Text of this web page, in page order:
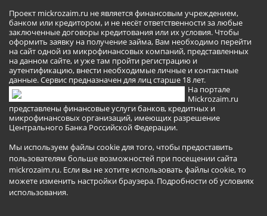
Проект mickrozaim.ru не является финансовым учреждением,
банком или кредитором, и не несёт ответственности за любые
заключенные договоры кредитования или их условия. Чтобы
оформить заявку на получение займа, Вам необходимо перейти
на сайт одной из микрофинансовых компаний, представленных
на данном сайте, и уже там пройти регистрацию и
аутентификацию, внести необходимые личные и контактные
данные. Сервис предназначен для лиц старше 18 лет.
На портале
Mickrozaim.ru
представлены финансовые услуги банков, кредитных и
микрофинансовых организаций, имеющих разрешение
Центрального Банка Российской Федерации.
Мы используем файлы cookie для того, чтобы предоставить
пользователям больше возможностей при посещении сайта
mickrozaim.ru. Если вы не хотите использовать файлы cookie, то
можете изменить настройки браузера. Подробности об условиях
использования.